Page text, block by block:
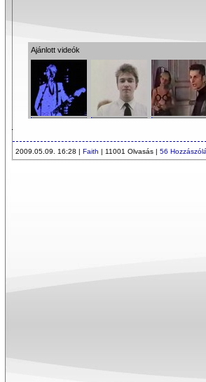
Ajánlott videók
2009.05.09. 16:28 | Faith | 11001 Olvasás | 56